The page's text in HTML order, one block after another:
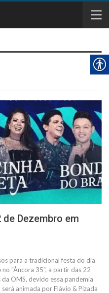
Dezembro em
para a tradicional festa do dia
"Âncora 35", a partir das 22
OMS, devido essa pandemia
animada por Flávio & Pizada